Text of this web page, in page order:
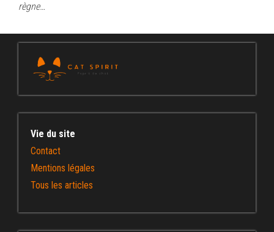
règne…
Vie du site
Contact
Mentions légales
Tous les articles